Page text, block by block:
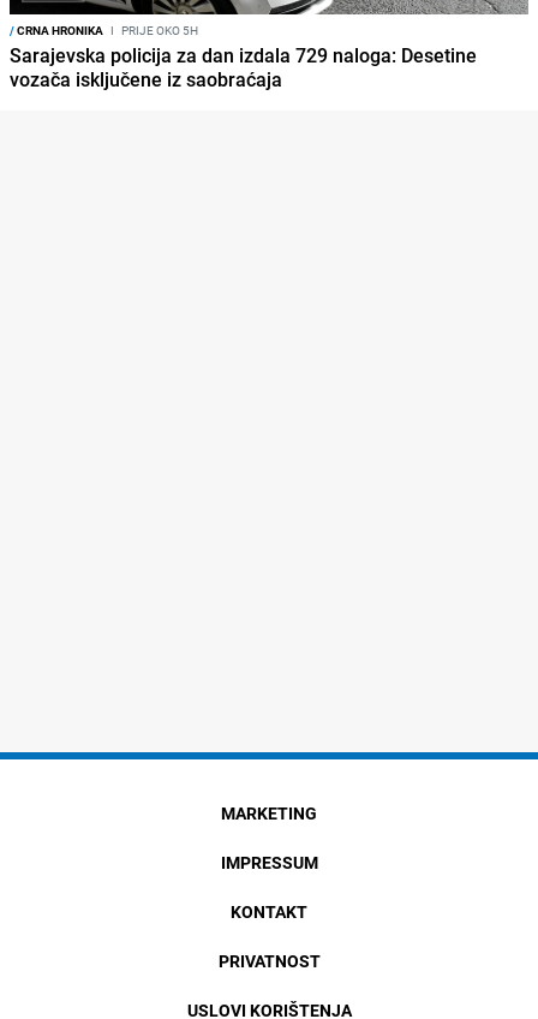
/CRNA HRONIKA I PRIJE OKO 5H
Sarajevska policija za dan izdala 729 naloga: Desetine
vozača isključene iz saobraćaja
MARKETING
IMPRESSUM
KONTAKT
PRIVATNOST
USLOVI KORIŠTENJA